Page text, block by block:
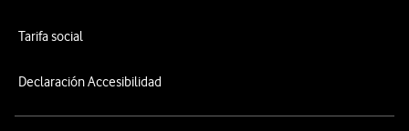
Tarifa social
Declaración Accesibilidad